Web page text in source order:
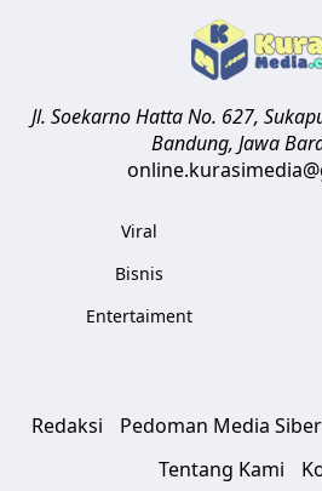
Jl. Soekarno Hatta No. 627,
Bandung, Jawa
Viral
Bisnis
Entertaiment
Redaksi Pedoman Media Siber
Tentang Kami